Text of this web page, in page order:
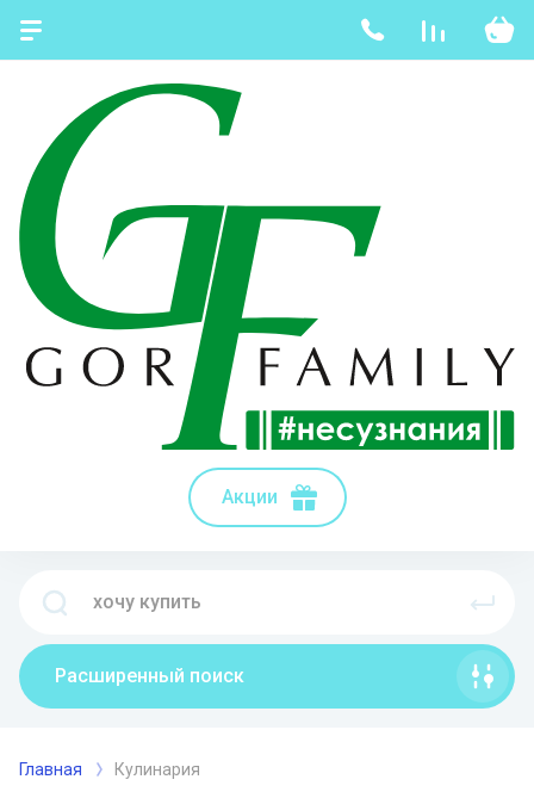
Акции
Расширенный поиск
Главная Кулинария